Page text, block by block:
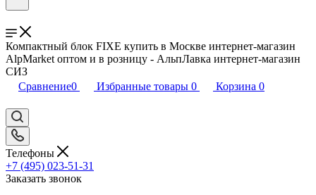
Компактный блок FIXE купить в Москве интернет-магазин
AlpMarket оптом и в розницу - АльпЛавка интернет-магазин
СИЗ
Сравнение0 Избранные товары 0 Корзина 0
Телефоны
+7 (495) 023-51-31
Заказать звонок